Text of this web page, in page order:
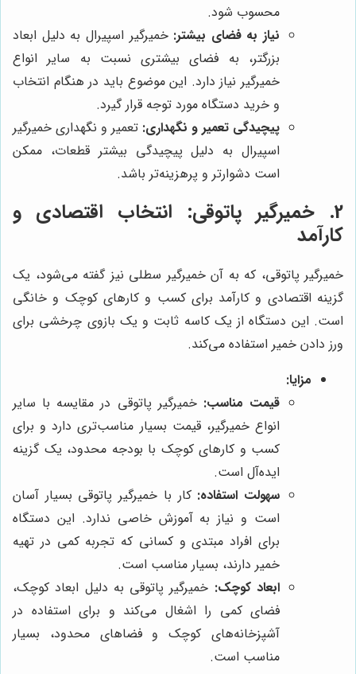
محسوب شود.
نیاز به فضای بیشتر: خمیرگیر اسپیرال به دلیل ابعاد
بزرگتر، به فضای بیشتری نسبت به سایر انواع
خمیرگیر نیاز دارد. این موضوع باید در هنگام انتخاب
و خرید دستگاه مورد توجه قرار گیرد.
پیچیدگی تعمیر و نگهداری: تعمیر و نگهداری خمیرگیر
اسپیرال به دلیل پیچیدگی بیشتر قطعات، ممکن
است دشوارتر و پرهزینه‌تر باشد.
2. خمیرگیر پاتوقی: انتخاب اقتصادی و
کارآمد
خمیرگیر پاتوقی، که به آن خمیرگیر سطلی نیز گفته می‌شود، یک
گزینه اقتصادی و کارآمد برای کسب و کارهای کوچک و خانگی
است. این دستگاه از یک کاسه ثابت و یک بازوی چرخشی برای
ورز دادن خمیر استفاده می‌کند.
مزایا:
قیمت مناسب: خمیرگیر پاتوقی در مقایسه با سایر
انواع خمیرگیر، قیمت بسیار مناسب‌تری دارد و برای
کسب و کارهای کوچک با بودجه محدود، یک گزینه
ایده‌آل است.
سهولت استفاده: کار با خمیرگیر پاتوقی بسیار آسان
است و نیاز به آموزش خاصی ندارد. این دستگاه
برای افراد مبتدی و کسانی که تجربه کمی در تهیه
خمیر دارند، بسیار مناسب است.
ابعاد کوچک: خمیرگیر پاتوقی به دلیل ابعاد کوچک،
فضای کمی را اشغال می‌کند و برای استفاده در
آشپزخانه‌های کوچک و فضاهای محدود، بسیار
مناسب است.